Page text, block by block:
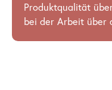
Produktqualität
bei der Arbeit über